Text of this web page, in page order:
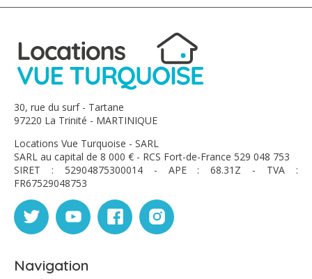
30, rue du surf - Tartane
97220 La Trinité - MARTINIQUE
Locations Vue Turquoise - SARL
SARL au capital de 8 000 € - RCS Fort-de-France 529 048 753
SIRET : 52904875300014 - APE : 68.31Z - TVA :
FR67529048753
Navigation